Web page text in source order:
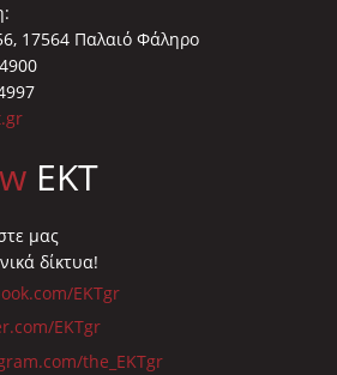
17564 Παλαιό Φάληρο
EKT
μας
δίκτυα!
EKTgr
EKTgr
the_EKTgr